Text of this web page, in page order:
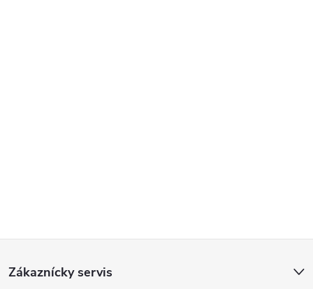
Zákaznícky servis